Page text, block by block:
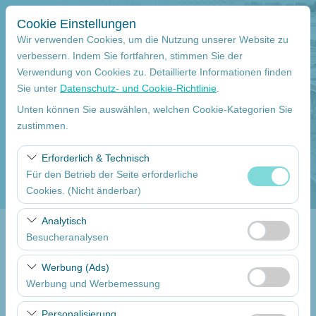
Cookie Einstellungen
Wir verwenden Cookies, um die Nutzung unserer Website zu
verbessern. Indem Sie fortfahren, stimmen Sie der
Verwendung von Cookies zu. Detaillierte Informationen finden
Sie unter Datenschutz- und Cookie-Richtlinie
Unten können Sie auswählen, welchen Cookie-Kategorien Sie
zustimmen.
Erforderlich & Technisch
Für den Betrieb der Seite erforderliche
Cookies. (Nicht änderbar)
Diese Cookies sind für das ordnungsgemäße
Funktionieren der Website, die Sicherheit, die
Sitzungsverwaltung und grundlegende Funktionen
erforderlich. Sie können nicht deaktiviert werden.
Analytisch
Besucheranalysen
Diese Cookies ermöglichen es uns, zu analysieren, wie
unsere Website genutzt wird (Besucherzahl,
meistbesuchte Seiten, Nutzerverhalten). Diese Daten
werden verwendet, um die Leistung der Website zu
Werbung (Ads)
Werbung und Werbemessung
Diese Cookies ermöglichen es uns, Ihnen auf Ihre
Abholstation
Mersin Çukurova Internationaler Flughafen Internationale Flüge
Eine andere Rückgabestation auswählen
Abholdatum
09:00
Return date